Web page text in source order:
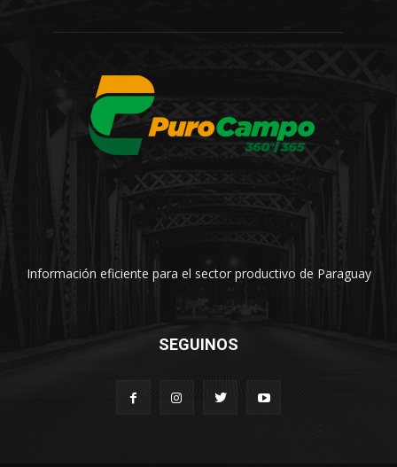
Información eficiente para el sector productivo de Paraguay
SEGUINOS